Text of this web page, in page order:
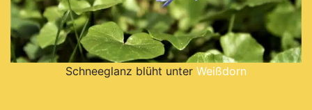
Schneeglanz blüht unter Weißdorn